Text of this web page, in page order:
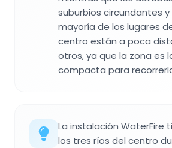
suburbios circundantes y
mayoría de los lugares
centro están a poca
otros, ya que la zona es
compacta para
La instalación WaterFire
los tres ríos del centro